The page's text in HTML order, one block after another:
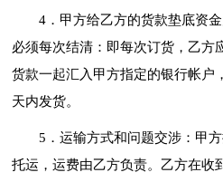
4．甲方给乙方的货款垫底资
必须每次结清：即每次订货，乙方
货款一起汇入甲方指定的银行帐户
天内发货。
5．运输方式和问题交涉：甲
托运，运费由乙方负责。乙方在收